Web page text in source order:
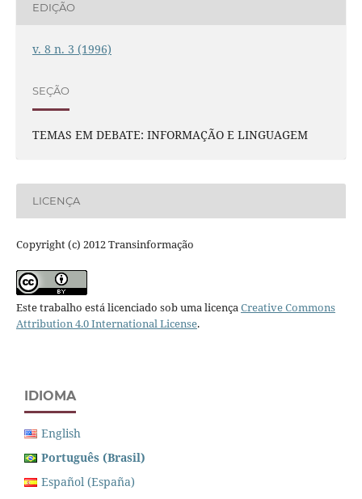
EDIÇÃO
v. 8 n. 3 (1996)
SEÇÃO
TEMAS EM DEBATE: INFORMAÇÃO E LINGUAGEM
LICENÇA
Copyright (c) 2012 Transinformação
Este trabalho está licenciado sob uma licençaCreative Commons
Attribution 4.0 International License.
IDIOMA
English
Português (Brasil)
Español (España)